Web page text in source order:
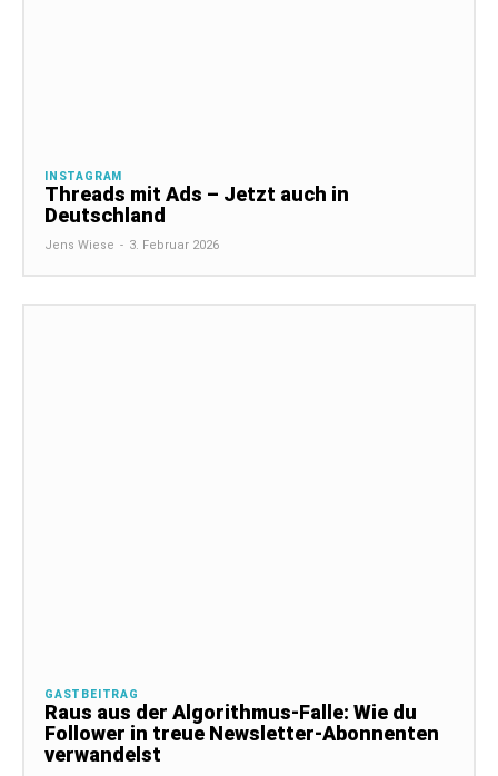
INSTAGRAM
Threads mit Ads – Jetzt auch in
Deutschland
Jens Wiese - 3. Februar 2026
GASTBEITRAG
Raus aus der Algorithmus-Falle: Wie du
Follower in treue Newsletter-Abonnenten
verwandelst